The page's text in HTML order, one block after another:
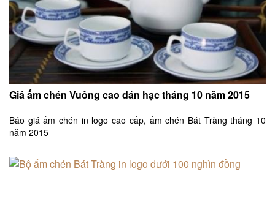
Giá ấm chén Vuông cao dán hạc tháng 10 năm 2015
Báo giá ấm chén in logo cao cấp, ấm chén Bát Tràng tháng 10
năm 2015